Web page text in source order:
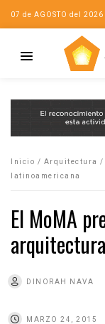
07 de AGOSTO del 2026
Inicio / Arquitectura /
latinoamericana
El MoMA
DINORAH NAVA
MARZO 24, 2015